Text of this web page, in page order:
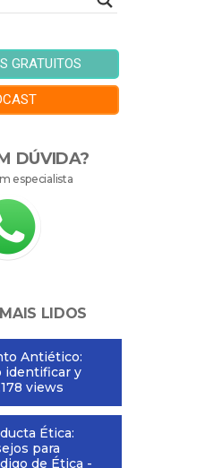
GRATUITOS
DÚVIDA?
especialista
LIDOS
Antiético:
identificar y
views
Ética:
para
de Ética -